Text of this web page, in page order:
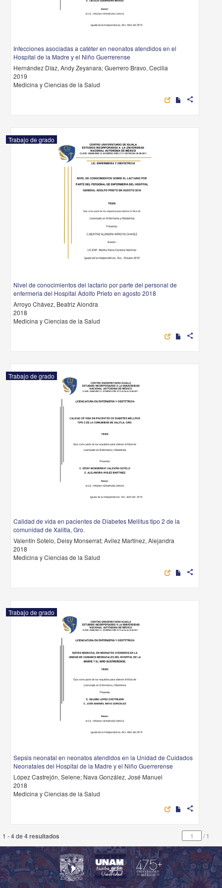
Infecciones asociadas a catéter en neonatos atendidos en el
Hospital de la Madre y el Niño Guerrerense
Hernández Díaz, Andy Zeyanara; Guerrero Bravo, Cecilia
2019
Medicina y Ciencias de la Salud
share
Trabajo de grado
Nivel de conocimientos del lactario por parte del personal de
enfermeria del Hospital Adolfo Prieto en agosto 2018
Arroyo Chávez, Beatriz Alondra
2018
Medicina y Ciencias de la Salud
share
Trabajo de grado
Calidad de vida en pacientes de Diabetes Mellitus tipo 2 de la
comunidad de Xalitla, Gro.
Valentín Sotelo, Deisy Monserrat; Avilez Martínez, Alejandra
2018
Medicina y Ciencias de la Salud
share
Trabajo de grado
Sepsis neonatal en neonatos atendidos en la Unidad de Cuidados
Neonatales del Hospital de la Madre y el Niño Guerrerense
López Castrejón, Selene; Nava González, José Manuel
2018
Medicina y Ciencias de la Salud
share
1 - 4 de 4 resultados /1